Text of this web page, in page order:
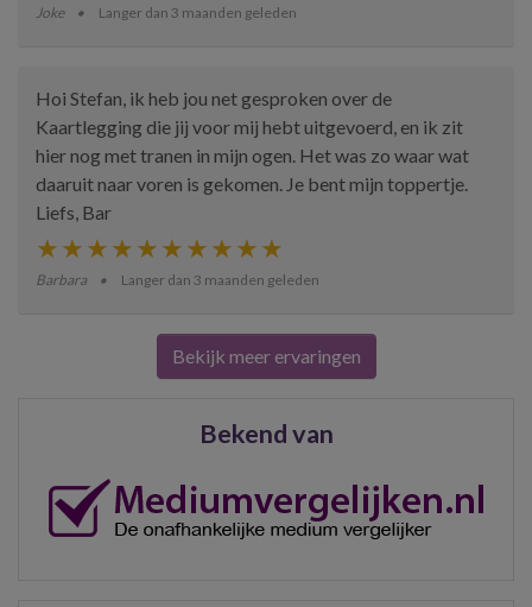
Joke Langer dan 3 maanden geleden
Hoi Stefan, ik heb jou net gesproken over de
Kaartlegging die jij voor mij hebt uitgevoerd, en ik zit
hier nog met tranen in mijn ogen. Het was zo waar wat
daaruit naar voren is gekomen. Je bent mijn toppertje.
Liefs, Bar
Barbara Langer dan 3 maanden geleden
Bekijk meer ervaringen
Bekend van